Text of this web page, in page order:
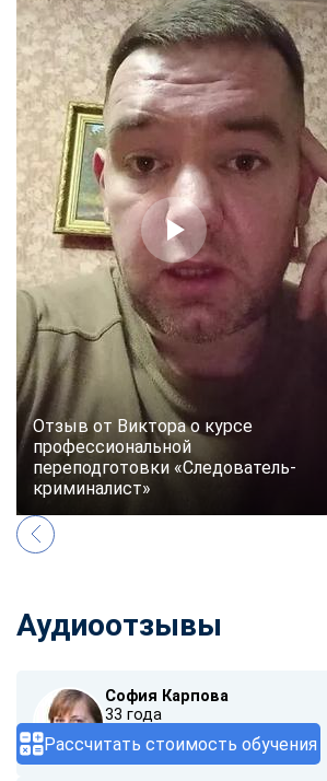
Рассчитать стоимость обучения
Отзыв от Виктора о курсе
профессиональной
переподготовки «Следователь-
криминалист»
Аудиоотзывы
София Карпова
33 года
00:00/ 01:40
Vkontakte EMail
Max